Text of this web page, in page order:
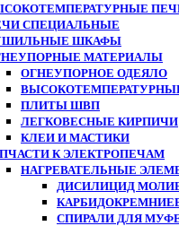
СПЕЦИАЛЬНЫЕ
ШКАФЫ
МАТЕРИАЛЫ
ОГНЕУПОРНОЕ ОДЕЯЛО
ПЛИТЫ ШВП
ЛЕГКОВЕСНЫЕ КИРПИЧИ
КЛЕИ И МАСТИКИ
К ЭЛЕКТРОПЕЧАМ
НАГРЕВАТЕЛЬНЫЕ
ДИСИЛИЦИД
СПИРАЛИ ДЛЯ